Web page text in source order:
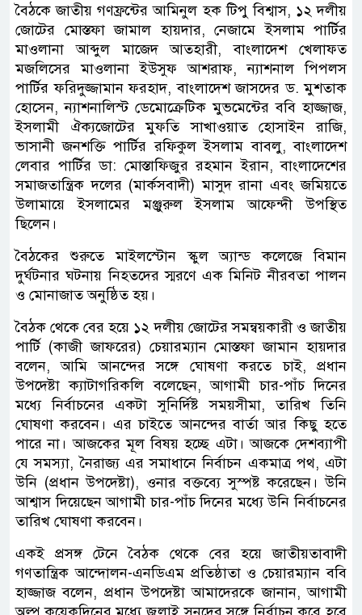
বৈঠকে জাতীয় গণফ্রন্টের আমিনুল হক টিপু বিশ্বাস, ১২ দলীয়
জোটের মোস্তফা জামাল হায়দার, নেজামে ইসলাম পার্টির
মাওলানা আব্দুল মাজেদ আতহারী, বাংলাদেশ খেলাফত
মজলিসের মাওলানা ইউসুফ আশরাফ, ন্যাশনাল পিপলস
পার্টির ফরিদুজ্জামান ফরহাদ, বাংলাদেশ জাসদের ড. মুশতাক
হোসেন, ন্যাশনালিস্ট ডেমোক্রেটিক মুভমেন্টের ববি হাজ্জাজ,
ইসলামী ঐক্যজোটের মুফতি সাখাওয়াত হোসাইন রাজি,
ভাসানী জনশক্তি পার্টির রফিকুল ইসলাম বাবলু, বাংলাদেশ
লেবার পার্টির ডা: মোস্তাফিজুর রহমান ইরান, বাংলাদেশের
সমাজতান্ত্রিক দলের (মার্কসবাদী) মাসুদ রানা এবং জমিয়তে
উলামায়ে ইসলামের মঞ্জুরুল ইসলাম আফেন্দী উপস্থিত
ছিলেন।
বৈঠকের শুরুতে মাইলস্টোন স্কুল অ্যান্ড কলেজে বিমান
দুর্ঘটনার ঘটনায় নিহতদের স্মরণে এক মিনিট নীরবতা পালন
ও মোনাজাত অনুষ্ঠিত হয়।
বৈঠক থেকে বের হয়ে ১২ দলীয় জোটের সমন্বয়কারী ও জাতীয়
পার্টি (কাজী জাফরের) চেয়ারম্যান মোস্তফা জামান হায়দার
বলেন, আমি আনন্দের সঙ্গে ঘোষণা করতে চাই, প্রধান
উপদেষ্টা ক্যাটাগরিকলি বলেছেন, আগামী চার-পাঁচ দিনের
মধ্যে নির্বাচনের একটা সুনির্দিষ্ট সময়সীমা, তারিখ তিনি
ঘোষণা করবেন। এর চাইতে আনন্দের বার্তা আর কিছু হতে
পারে না। আজকের মূল বিষয় হচ্ছে এটা। আজকে দেশব্যাপী
যে সমস্যা, নৈরাজ্য এর সমাধানে নির্বাচন একমাত্র পথ, এটা
উনি (প্রধান উপদেষ্টা), ওনার বক্তব্যে সুস্পষ্ট করেছেন। উনি
আশ্বাস দিয়েছেন আগামী চার-পাঁচ দিনের মধ্যে উনি নির্বাচনের
তারিখ ঘোষণা করবেন।
একই প্রসঙ্গ টেনে বৈঠক থেকে বের হয়ে জাতীয়তাবাদী
গণতান্ত্রিক আন্দোলন-এনডিএম প্রতিষ্ঠাতা ও চেয়ারম্যান ববি
হাজ্জাজ বলেন, প্রধান উপদেষ্টা আমাদেরকে জানান, আগামী